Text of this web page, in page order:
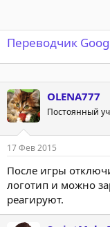
Переводчик
OLENA777
Постоянный
17 Фев 2015
После игры
логотип и можно
реагируют.